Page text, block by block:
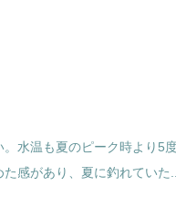
水温も夏のピーク時より5
感があり、夏に釣れていた